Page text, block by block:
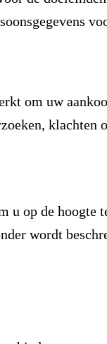
om uw
klachten
op de
wordt